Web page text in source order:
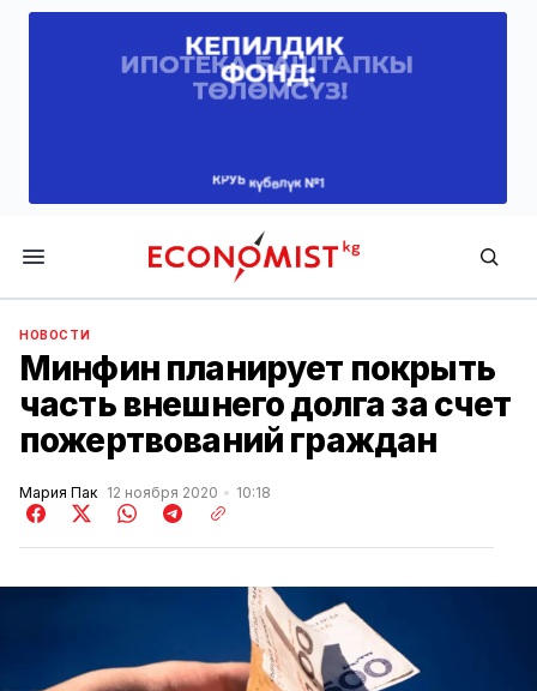
Economist.kg
НОВОСТИ
Минфин планирует покрыть
часть внешнего долга за счет
пожертвований граждан
Мария Пак 12 ноября 2020 10:18